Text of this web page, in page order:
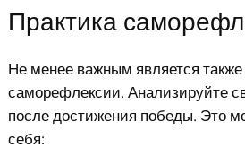
Практика
Не менее важным является
саморефлексии. Анализируйте
после достижения победы. Это
себя: